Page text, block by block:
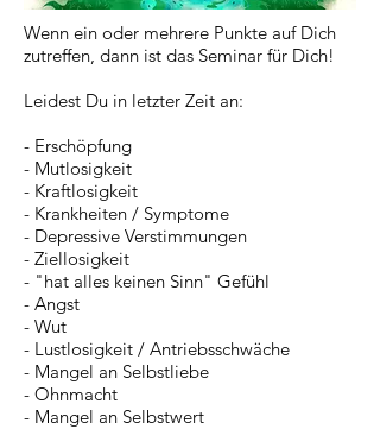
Wenn ein oder mehrere Punkte auf Dich
zutreffen, dann ist das Seminar für Dich!
Leidest Du in letzter Zeit an:​
- Erschöpfung
- Mutlosigkeit
- Kraftlosigkeit
- Krankheiten / Symptome
- Depressive Verstimmungen
- Ziellosigkeit
- "hat alles keinen Sinn" Gefühl
- Angst
- Wut
- Lustlosigkeit / Antriebsschwäche
- Mangel an Selbstliebe
- Ohnmacht
- Mangel an Selbstwert